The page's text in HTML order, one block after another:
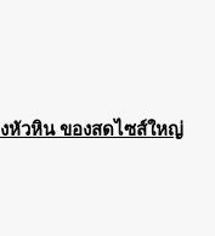
หัวหิน ของสดไซส์ใหญ่